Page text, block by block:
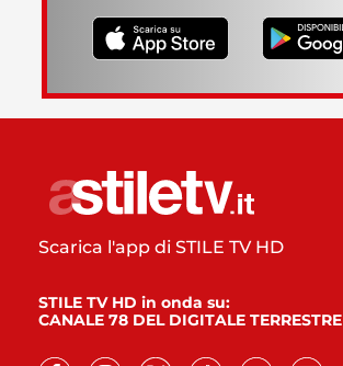
Scarica l'app di STILE TV HD
STILE TV HD in onda su:
CANALE 78 DEL DIGITALE TERRESTRE